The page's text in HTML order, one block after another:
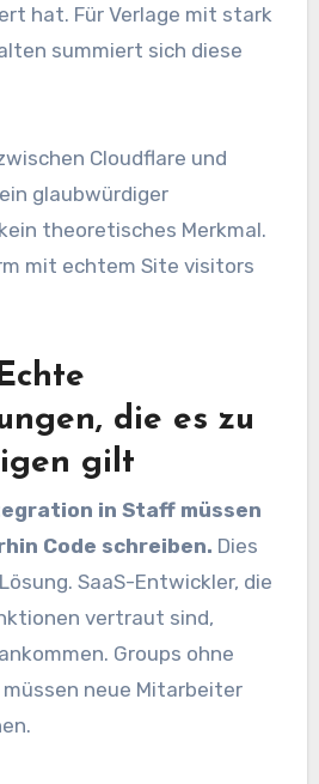
hat. Für Verlage mit stark
summiert sich diese
Cloudflare und
glaubwürdiger
theoretisches Merkmal.
mit echtem Site visitors
die es zu
gilt
in Staff müssen
Code schreiben. Dies
SaaS-Entwickler, die
vertraut sind,
Groups ohne
neue Mitarbeiter